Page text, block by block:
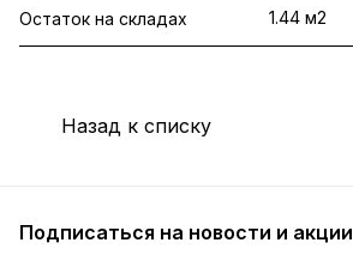
Остаток на складах 1.44 м2
Назад к списку
Подписаться на новости и акции